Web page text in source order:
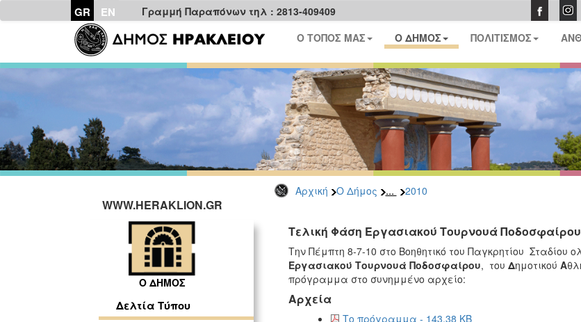
GR EN Γραμμή Παραπόνων τηλ : 2813-409409
Ο ΤΟΠΟΣ ΜΑΣ Ο ΔΗΜΟΣ ΠΟΛΙΤΙΣΜΟΣ
Αρχική Ο Δήμος ... 2010
WWW.HERAKLION.GR
Ο ΔΗΜΟΣ
Δελτία Τύπου
Τελική Φάση Εργασιακού Τουρνουά
Την Πέμπτη 8-7-10 στο Βοηθητικό του Παγκρητίου
Εργασιακού Τουρνουά Ποδοσφαίρου, του Δημοτικού Α
πρόγραμμα στο συνημμένο αρχείο:
Αρχεία
Το πρόγραμμα - 143.38 KB